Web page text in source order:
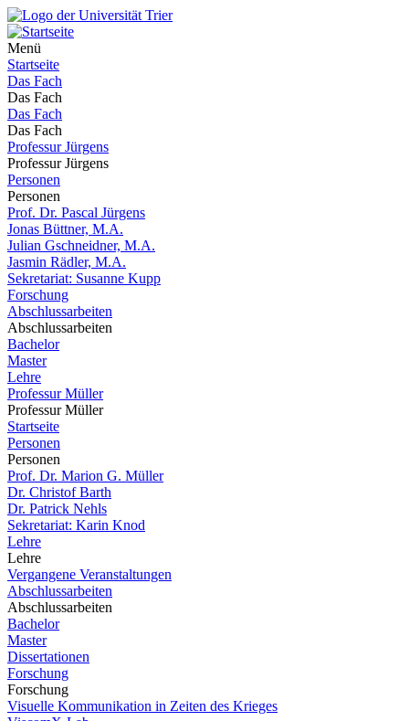
Menü
Startseite
Das Fach
Das Fach
Das Fach
Das Fach
Professur Jürgens
Professur Jürgens
Personen
Personen
Prof. Dr. Pascal Jürgens
Jonas Büttner, M.A.
Julian Gschneidner, M.A.
Jasmin Rädler, M.A.
Sekretariat: Susanne Kupp
Forschung
Abschlussarbeiten
Abschlussarbeiten
Bachelor
Master
Lehre
Professur Müller
Professur Müller
Startseite
Personen
Personen
Prof. Dr. Marion G. Müller
Dr. Christof Barth
Dr. Patrick Nehls
Sekretariat: Karin Knod
Lehre
Lehre
Vergangene Veranstaltungen
Abschlussarbeiten
Abschlussarbeiten
Bachelor
Master
Dissertationen
Forschung
Forschung
Visuelle Kommunikation in Zeiten des Krieges